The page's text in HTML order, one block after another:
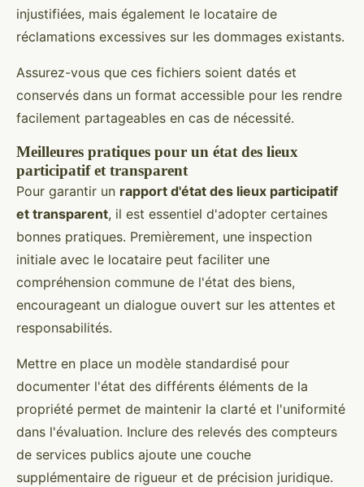
injustifiées, mais également le locataire de
réclamations excessives sur les dommages existants.
Assurez-vous que ces fichiers soient datés et
conservés dans un format accessible pour les rendre
facilement partageables en cas de nécessité.
Meilleures pratiques pour un état des lieux
participatif et transparent
Pour garantir un rapport d'état des lieux participatif
et transparent, il est essentiel d'adopter certaines
bonnes pratiques. Premièrement, une inspection
initiale avec le locataire peut faciliter une
compréhension commune de l'état des biens,
encourageant un dialogue ouvert sur les attentes et
responsabilités.
Mettre en place un modèle standardisé pour
documenter l'état des différents éléments de la
propriété permet de maintenir la clarté et l'uniformité
dans l'évaluation. Inclure des relevés des compteurs
de services publics ajoute une couche
supplémentaire de rigueur et de précision juridique.